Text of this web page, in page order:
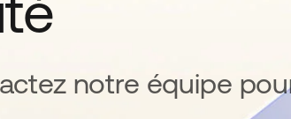
notre équipe